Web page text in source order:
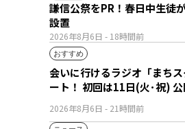
2026年8月6日 - 18時間前
謙信公祭をPR！春日中生徒
設置
おすすめ
2026年8月6日 - 21時間前
会いに行けるラジオ「まち
ート！ 初回は11日(火･祝)